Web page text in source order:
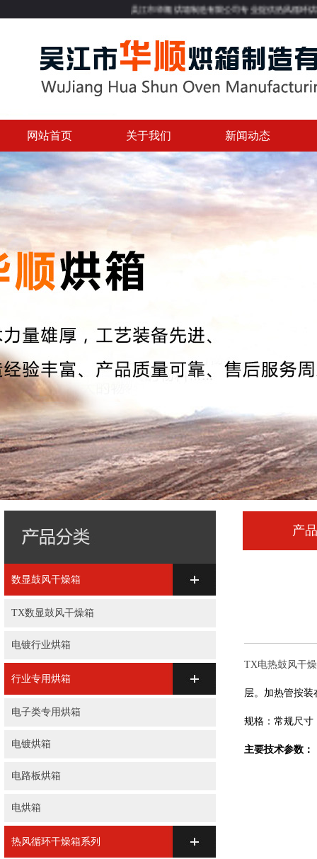
吴江市华顺烘箱制造有限公司专业提供热风循环烘箱,大型
网站首页 关于我们 新闻动态
数显鼓风干燥箱
TX数显鼓风干燥箱
电镀行业烘箱
行业专用烘箱
电子类专用烘箱
电镀烘箱
电路板烘箱
电烘箱
热风循环干燥箱系列
产
TX电热鼓风干
层。加热管按
规格：常规尺寸
主要技术参数：